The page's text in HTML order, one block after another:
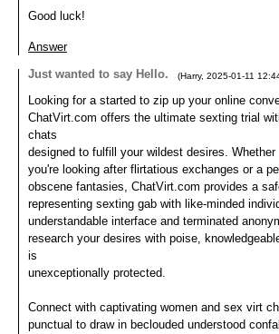
Good luck!
Answer
Just wanted to say Hello.
(Harry, 2025-01-11
Looking for a started to zip up your online
ChatVirt.com offers the ultimate sexting trial
chats
designed to fulfill your wildest desires. Whether
you're looking after flirtatious exchanges or a
obscene fantasies, ChatVirt.com provides a
representing sexting gab with like-minded
understandable interface and terminated
research your desires with poise,
is
unexceptionally protected.
Connect with captivating women and sex virt
punctual to draw in beclouded understood